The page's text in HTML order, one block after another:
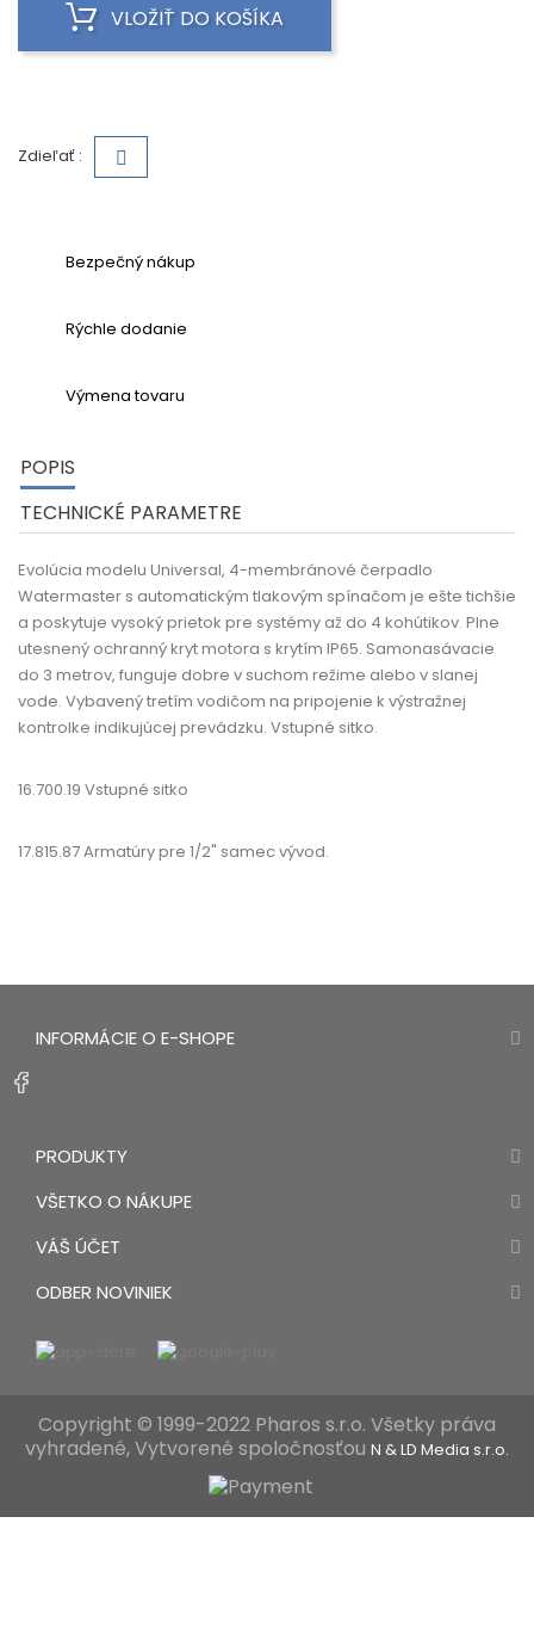
VLOŽIŤ DO KOŠÍKA
Zdieľať :
Bezpečný nákup
Rýchle dodanie
Výmena tovaru
POPIS
TECHNICKÉ PARAMETRE
Evolúcia modelu Universal, 4-membránové čerpadlo
Watermaster s automatickým tlakovým spínačom je ešte tichšie
a poskytuje vysoký prietok pre systémy až do 4 kohútikov. Plne
utesnený ochranný kryt motora s krytím IP65. Samonasávacie
do 3 metrov, funguje dobre v suchom režime alebo v slanej
vode. Vybavený tretím vodičom na pripojenie k výstražnej
kontrolke indikujúcej prevádzku. Vstupné sitko.
16.700.19 Vstupné sitko
17.815.87 Armatúry pre 1/2" samec vývod.
INFORMÁCIE O E-SHOPE
PRODUKTY
VŠETKO O NÁKUPE
VÁŠ ÚČET
ODBER NOVINIEK
Copyright © 1999-2022 Pharos s.r.o. Všetky práva
vyhradené, Vytvorené spoločnosťou N & LD Media s.r.o.